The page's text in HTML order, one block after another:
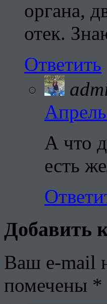
органа,
отек.
Ответить
А что
есть
Добавить
Ваш e-mail
помечены *